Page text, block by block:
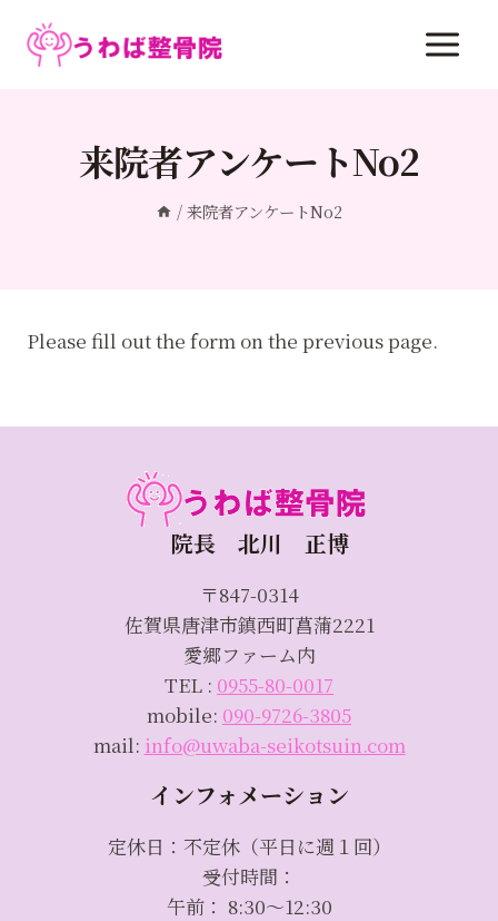
来院者アンケートNo2
/ 来院者アンケートNo2
Please fill out the form on the previous page.
院長 北川 正博
〒847-0314
佐賀県唐津市鎮西町菖蒲2221
愛郷ファーム内
TEL : 0955-80-0017
mobile: 090-9726-3805
mail: info@uwaba-seikotsuin.com
インフォメーション
定休日：不定休（平日に週１回）
受付時間：
午前： 8:30～12:30